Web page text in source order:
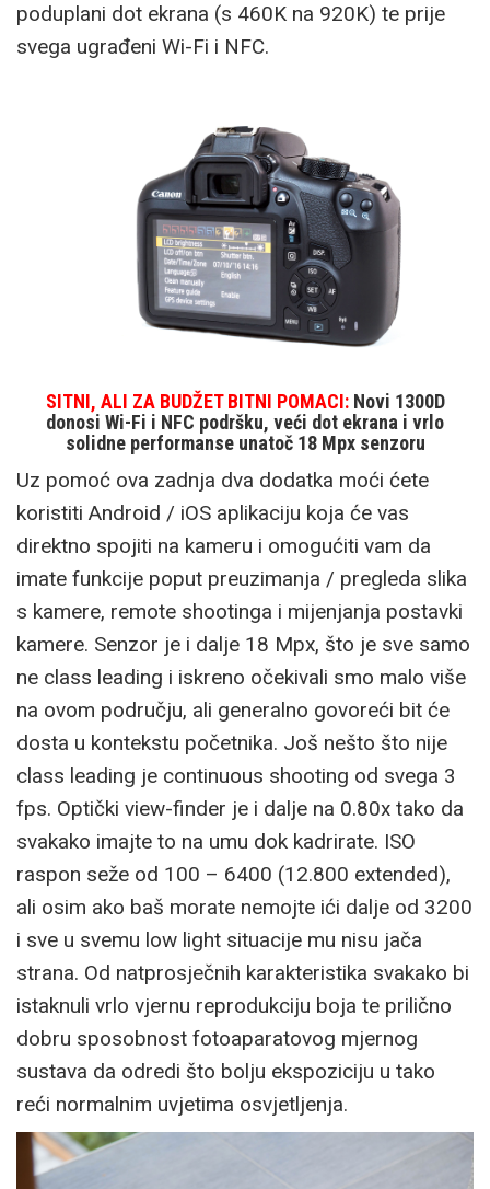
poduplani dot ekrana (s 460K na 920K) te prije
svega ugrađeni Wi-Fi i NFC.
SITNI, ALI ZA BUDŽET BITNI POMACI:Novi 1300D
donosi Wi-Fi i NFC podršku, veći dot ekrana i vrlo
solidne performanse unatoč 18 Mpx senzoru
Uz pomoć ova zadnja dva dodatka moći ćete
koristiti Android / iOS aplikaciju koja će vas
direktno spojiti na kameru i omogućiti vam da
imate funkcije poput preuzimanja / pregleda slika
s kamere, remote shootinga i mijenjanja postavki
kamere. Senzor je i dalje 18 Mpx, što je sve samo
ne class leading i iskreno očekivali smo malo više
na ovom području, ali generalno govoreći bit će
dosta u kontekstu početnika. Još nešto što nije
class leading je continuous shooting od svega 3
fps. Optički view-finder je i dalje na 0.80x tako da
svakako imajte to na umu dok kadrirate. ISO
raspon seže od 100 – 6400 (12.800 extended),
ali osim ako baš morate nemojte ići dalje od 3200
i sve u svemu low light situacije mu nisu jača
strana. Od natprosječnih karakteristika svakako bi
istaknuli vrlo vjernu reprodukciju boja te prilično
dobru sposobnost fotoaparatovog mjernog
sustava da odredi što bolju ekspoziciju u tako
reći normalnim uvjetima osvjetljenja.